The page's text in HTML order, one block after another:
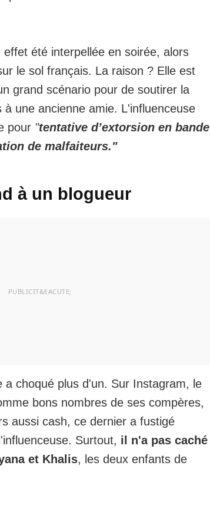
été interpellée en soirée, alors
le sol français. La raison ? Elle est
grand scénario pour de soutirer la
une ancienne amie. L'influenceuse
pour "tentative d’extorsion en bande
de malfaiteurs."
à un blogueur
a choqué plus d'un. Sur Instagram, le
bons nombres de ses compères,
aussi cash, ce dernier a fustigé
Surtout, il n'a pas caché
et Khalis, les deux enfants de